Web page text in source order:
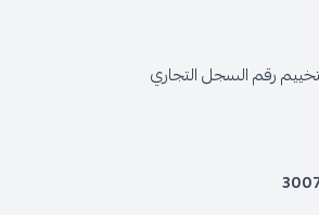
رقم السجل التجاري